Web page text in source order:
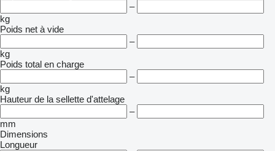
–
kg
Poids net à vide
–
kg
Poids total en charge
–
kg
Hauteur de la sellette d'attelage
–
mm
Dimensions
Longueur